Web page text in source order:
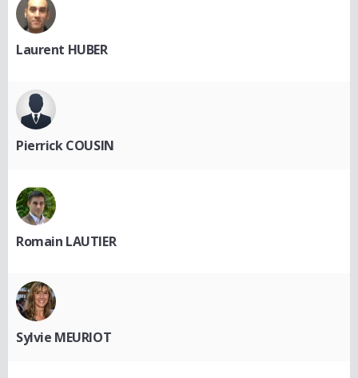
Laurent HUBER
Pierrick COUSIN
Romain LAUTIER
Sylvie MEURIOT